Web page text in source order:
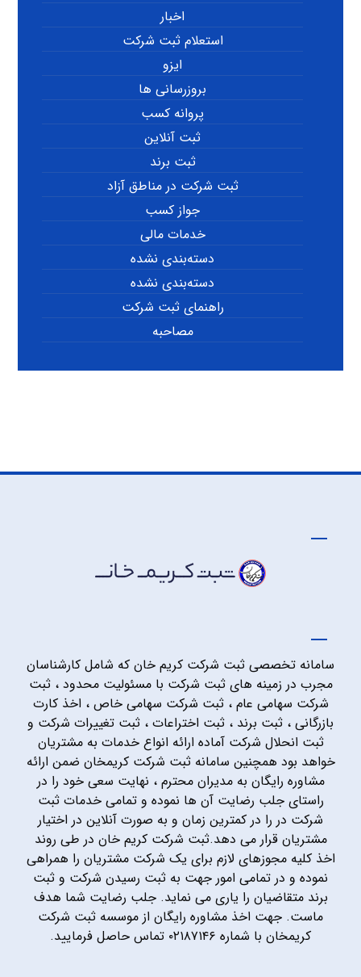
اخبار
استعلام ثبت شرکت
ایزو
بروزرسانی ها
پروانه کسب
ثبت آنلاین
ثبت برند
ثبت شرکت در مناطق آزاد
جواز کسب
خدمات مالی
دسته‌بندی نشده
دسته‌بندی نشده
راهنمای ثبت شرکت
مصاحبه
سامانه تخصصی ثبت شرکت کریم خان که شامل کارشناسان
مجرب در زمینه های ثبت شرکت با مسئولیت محدود ، ثبت
شرکت سهامی عام ، ثبت شرکت سهامی خاص ، اخذ کارت
بازرگانی ، ثبت برند ، ثبت اختراعات ، ثبت تغییرات شرکت و
ثبت انحلال شرکت آماده ارائه انواع خدمات به مشتریان
خواهد بود همچنین سامانه ثبت شرکت کریمخان ضمن ارائه
مشاوره رایگان به مدیران محترم ، نهایت سعی خود را در
راستای جلب رضایت آن ها نموده و تمامی خدمات ثبت
شرکت در را در کمترین زمان و به صورت آنلاین در اختیار
مشتریان قرار می دهد.ثبت شرکت کریم خان در طی روند
اخذ کلیه مجوزهای لازم برای یک شرکت مشتریان را همراهی
نموده و در تمامی امور جهت به ثبت رسیدن شرکت و ثبت
برند متقاضیان را یاری می نماید. جلب رضایت شما هدف
ماست. جهت اخذ مشاوره رایگان از موسسه ثبت شرکت
کریمخان با شماره ۰۲۱۸۷۱۴۶ تماس حاصل فرمایید.